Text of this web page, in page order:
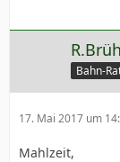
Bahn-
17. Mai 2017 um
Mahlzeit,